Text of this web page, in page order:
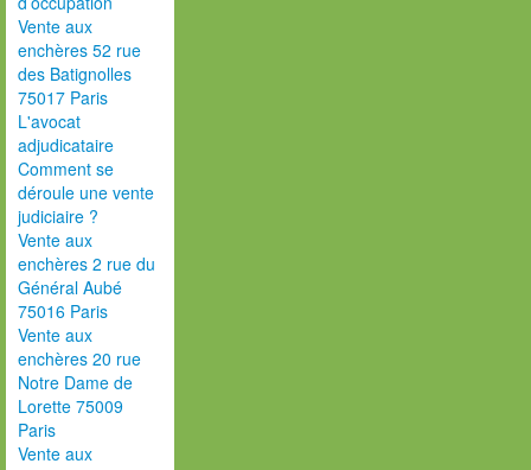
Vente aux
enchères 52 rue
des Batignolles
75017 Paris
L'avocat
adjudicataire
Comment se
déroule une vente
judiciaire ?
Vente aux
enchères 2 rue du
Général Aubé
75016 Paris
Vente aux
enchères 20 rue
Notre Dame de
Lorette 75009
Paris
Vente aux